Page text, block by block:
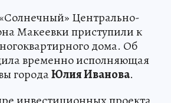
Центрально-
Макеевки приступили к
дома. Об
временно исполняющая
городаЮлия Иванова.